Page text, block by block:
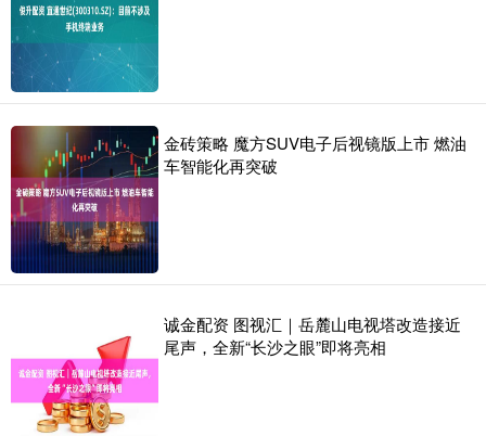
金砖策略 魔方SUV电子后视镜版上市 燃油
车智能化再突破
诚金配资 图视汇｜岳麓山电视塔改造接近
尾声，全新“长沙之眼”即将亮相